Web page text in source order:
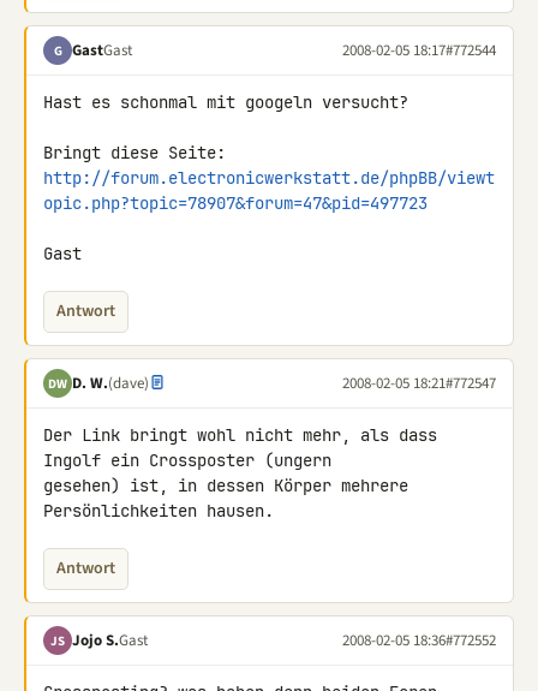
G GastGast 2008-02-05 18:17#772544
Hast es schonmal mit googeln versucht?
http://forum.electronicwerkstatt.de/phpBB/viewt
opic.php?topic=78907&forum=47&pid=497723
Gast
Antwort
DW D. W.(dave) 2008-02-05 18:21#772547
Der Link bringt wohl nicht mehr, als dass
Ingolf ein Crossposter (ungern
gesehen) ist, in dessen Körper mehrere
Persönlichkeiten hausen.
Antwort
JS Jojo S.Gast 2008-02-05 18:36#772552